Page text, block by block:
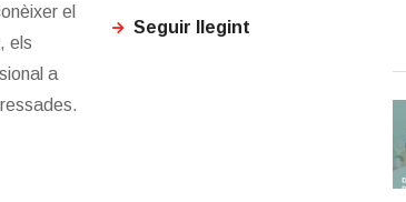
el
els
a
Seguir llegint